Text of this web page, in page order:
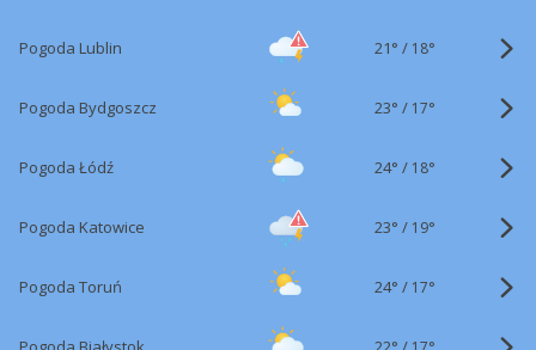
Pogoda Lublin 21° / 18°
Pogoda Bydgoszcz 23° / 17°
Pogoda Łódź 24° / 18°
Pogoda Katowice 23° / 19°
Pogoda Toruń 24° / 17°